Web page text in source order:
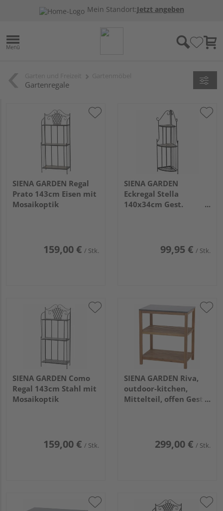
Mein Standort:Jetzt angeben
Gartenregale
SIENA GARDEN Regal
Prato 143cm Eisen mit
Mosaikoptik
159,00 € / Stk.
SIENA GARDEN
Eckregal Stella
140x34cm Gest.
99,95 € / Stk.
SIENA GARDEN Como
Regal 143cm Stahl mit
Mosaikoptik
159,00 € / Stk.
SIENA GARDEN Riva,
outdoor-kitchen,
Mittelteil, offen Gest.
299,00 € / Stk.